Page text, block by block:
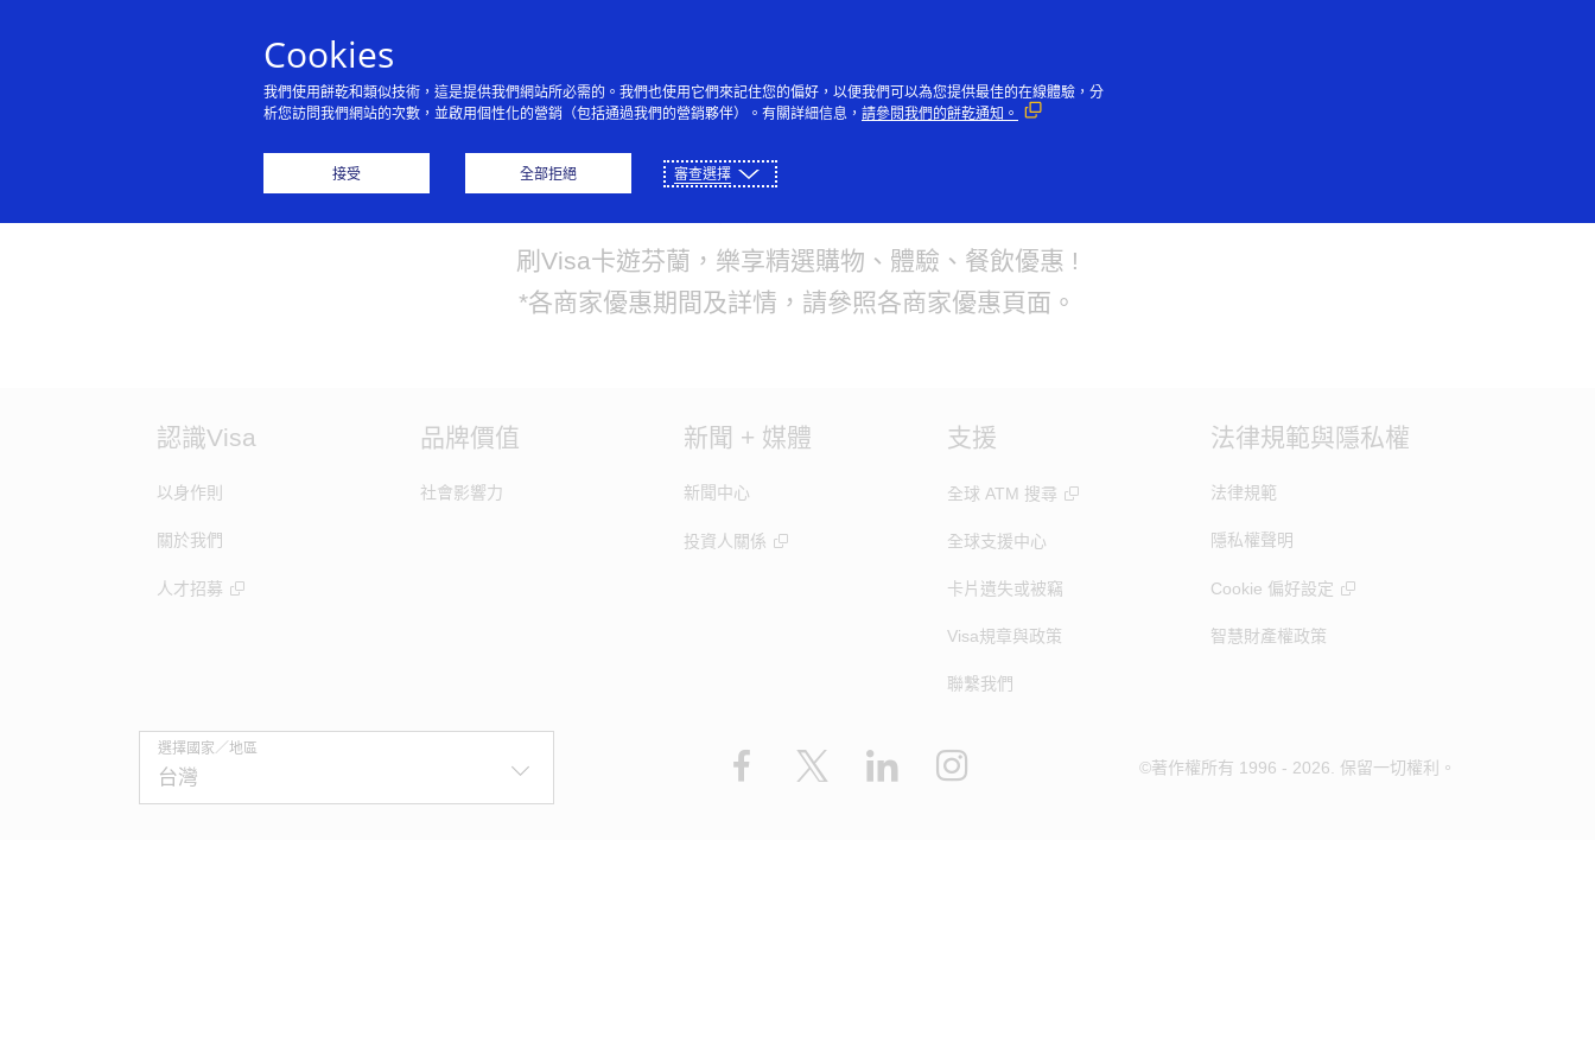
個人 企業 創新者 大眾
暢遊芬蘭
刷Visa卡遊芬蘭，樂享精選購物、體驗、餐飲優惠 !
*各商家優惠期間及詳情，請參照各商家優惠頁面。
認識Visa
以身作則
關於我們
人才招募
品牌價值
社會影響力
新聞 + 媒體
新聞中心
投資人關係
支援
全球 ATM 搜尋
全球支援中心
卡片遺失或被竊
Visa規章與政策
聯繫我們
法律規範與隱私權
法律規範
隱私權聲明
Cookie 偏好設定
智慧財產權政策
選擇國家／地區 Facebook LinkedIn ©著作權所有 1996 - 2026. 保留一切權利。
Cookies
我們使用餅乾和類似技術，這是提供我們網站所必需的。我們也使用它們來記住您的偏好，以便我們可以為您提供最佳的在線體驗，分
析您訪問我們網站的次數，並啟用個性化的營銷（包括通過我們的營銷夥伴）。有關詳細信息， 請參閱我們的餅乾通知。
接受 全部拒絕 審查選擇